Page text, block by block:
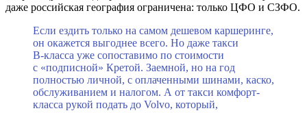
даже российская география ограничена: только ЦФО и СЗФО.
Если ездить только на самом дешевом каршеринге,
он окажется выгоднее всего. Но даже такси
В‑класса уже сопоставимо по стоимости
с «подписной» Кретой. Заемной, но на год
полностью личной, с оплаченными шинами, каско,
обслуживанием и налогом. А от такси комфорт-
класса рукой подать до Volvo, который,